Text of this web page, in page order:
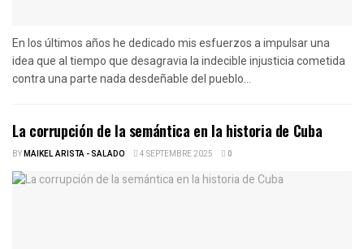
En los últimos años he dedicado mis esfuerzos a impulsar una
idea que al tiempo que desagravia la indecible injusticia cometida
contra una parte nada desdeñable del pueblo...
La corrupción de la semántica en la historia de Cuba
BYMAIKEL ARISTA - SALADO 4 SEPTEMBRE 2025 0